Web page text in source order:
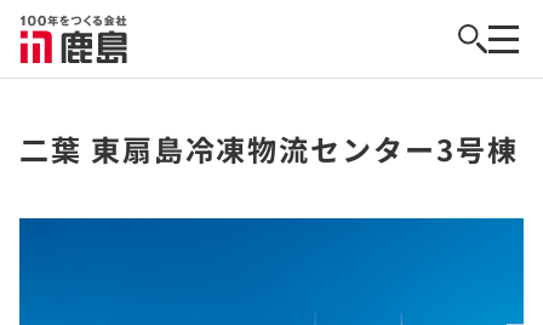
二葉 東扇島冷凍物流センター3号棟